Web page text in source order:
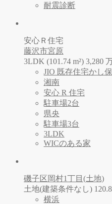
耐震診断
安心Ｒ住宅
藤沢市宮原
3LDK (101.74 m²) 3,280
JIO 既存住宅かし
湘南
安心 R 住宅
駐車場2台
県央
駐車場3台
3LDK
WICのある家
磯子区岡村1丁目(土地)
土地(建築条件なし)
横浜